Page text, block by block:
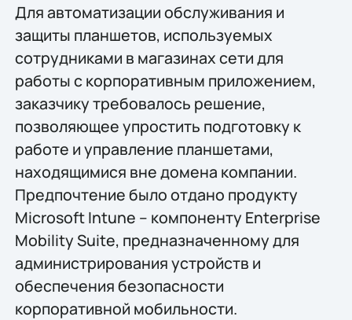
Для автоматизации обслуживания и
защиты планшетов, используемых
сотрудниками в магазинах сети для
работы с корпоративным приложением,
заказчику требовалось решение,
позволяющее упростить подготовку к
работе и управление планшетами,
находящимися вне домена компании.
Предпочтение было отдано продукту
Microsoft Intune – компоненту Enterprise
Mobility Suite, предназначенному для
администрирования устройств и
обеспечения безопасности
корпоративной мобильности.